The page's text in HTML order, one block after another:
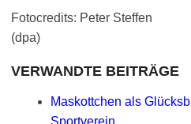
Fotocredits: Peter Steffen
(dpa)
VERWANDTE BEITRÄGE
Maskottchen als
Sportverein